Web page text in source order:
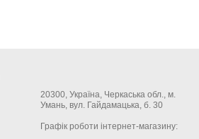
20300, Україна, Черкаська обл., м.
Умань, вул. Гайдамацька, б. 30
Графік роботи інтернет-магазину: